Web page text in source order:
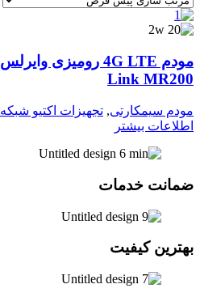
Link MR200
مودم سیمکارتی, تجهیزات اکتیو شبکه
اطلاعات بیشتر
ضمانت خدمات
بهترین کیفیت